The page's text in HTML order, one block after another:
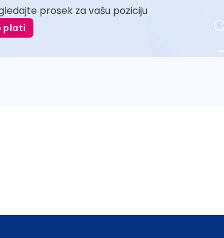
prosek za vašu poziciju
plati